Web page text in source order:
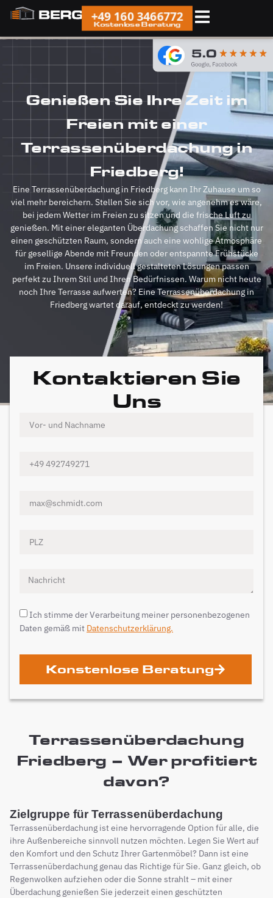
+49 160 3466772
Kostenlose Beratung
Genießen Sie Ihre Zeit im
Freien mit einer
Terrassenüberdachung in
Friedberg!
Eine Terrassenüberdachung in Friedberg kann Ihr Zuhause um so
viel mehr bereichern. Stellen Sie sich vor, wie angenehm es wäre,
bei jedem Wetter im Freien zu sitzen und die frische Luft zu
genießen. Mit einer eleganten Überdachung schaffen Sie nicht nur
einen geschützten Raum, sondern auch eine wohlige Atmosphäre
für gesellige Abende mit Freunden oder entspannte Frühstücke
im Freien. Unsere individuell gestalteten Lösungen passen
perfekt zu Ihrem Stil und Ihren Bedürfnissen. Warum nicht heute
noch Ihre Terrasse aufwerten? Eine Terrassenüberdachung in
Friedberg wartet darauf, entdeckt zu werden!
Kontaktieren Sie
Uns
Ich stimme der Verarbeitung meiner personenbezogenen
Daten gemäß mit Datenschutzerklärung.
Konstenlose Beratung
Terrassenüberdachung
Friedberg – Wer profitiert
davon?
Zielgruppe für Terrassenüberdachung
Terrassenüberdachung ist eine hervorragende Option für alle, die
ihre Außenbereiche sinnvoll nutzen möchten. Legen Sie Wert auf
den Komfort und den Schutz Ihrer Gartenmöbel? Dann ist eine
Terrassenüberdachung genau das Richtige für Sie. Ganz gleich, ob
Regenwolken aufziehen oder die Sonne strahlt – mit einer
Überdachung genießen Sie jederzeit einen geschützten